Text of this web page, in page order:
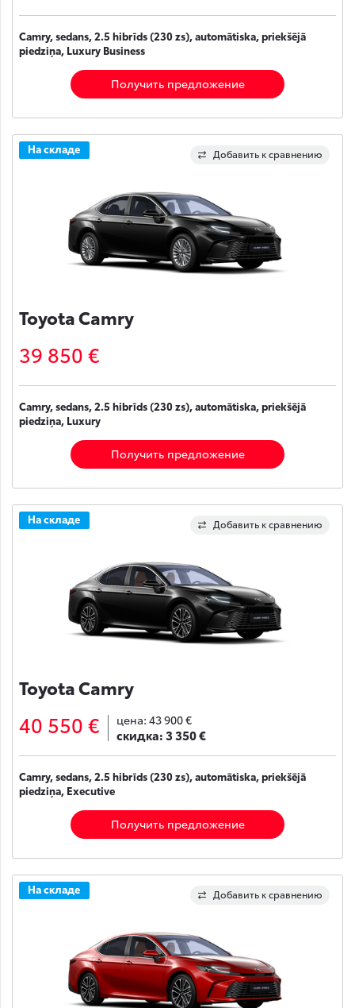
Camry, sedans, 2.5 hibrīds (230 zs), automātiska, priekšējā
piedziņa, Luxury Business
Получить предложение
Добавить к сравнению
На складе
Toyota Camry
39 850 €
Camry, sedans, 2.5 hibrīds (230 zs), automātiska, priekšējā
piedziņa, Luxury
Получить предложение
Добавить к сравнению
На складе
Toyota Camry
40 550 € цена: 43 900 €
скидка:3 350 €
Camry, sedans, 2.5 hibrīds (230 zs), automātiska, priekšējā
piedziņa, Executive
Получить предложение
Добавить к сравнению
На складе